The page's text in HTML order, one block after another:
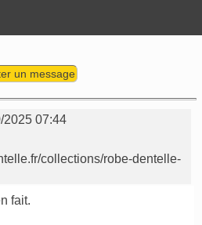
un message
2025 07:44
collections/robe-dentelle-
fait.